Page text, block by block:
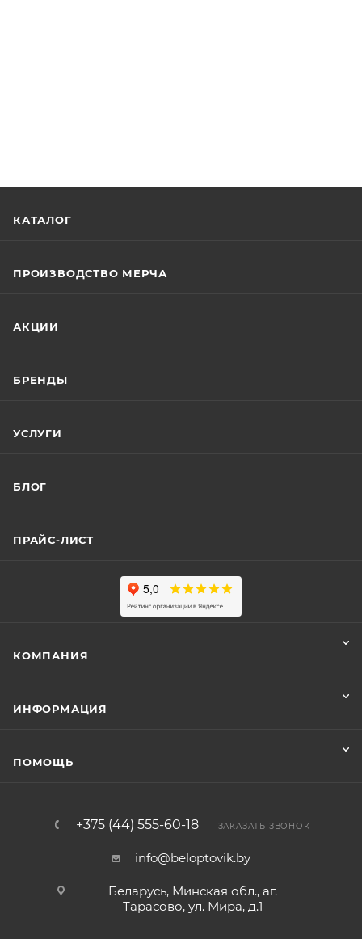
КАТАЛОГ
ПРОИЗВОДСТВО МЕРЧА
АКЦИИ
БРЕНДЫ
УСЛУГИ
БЛОГ
ПРАЙС-ЛИСТ
КОМПАНИЯ
ИНФОРМАЦИЯ
ПОМОЩЬ
+375 (44) 555-60-18 ЗАКАЗАТЬ ЗВОНОК
info@beloptovik.by
Беларусь, Минская обл., аг.
Тарасово, ул. Мира, д.1